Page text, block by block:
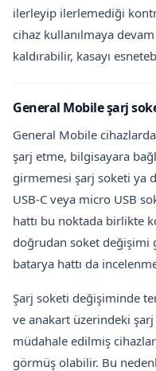
ilerleyip ilerlemediği
cihaz kullanılmaya
kaldırabilir, kasayı
General Mobile şarj
General Mobile
şarj etme, bilgisayara
girmemesi şarj soketi ya
USB-C veya micro USB
hattı bu noktada birlikte
doğrudan soket değişimi
batarya hattı da
Şarj soketi değişiminde
ve anakart üzerindeki şarj
müdahale edilmiş
görmüş olabilir. Bu